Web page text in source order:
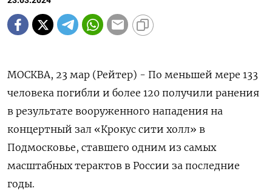
МОСКВА, 23 мар (Рейтер) - По меньшей мере 133
человека погибли и более 120 получили ранения
в результате вооруженного нападения на
концертный зал «Крокус сити холл» в
Подмосковье, ставшего одним из самых
масштабных терактов в России за последние
годы.